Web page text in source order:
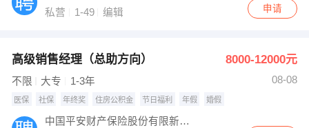
私营 1-49 编辑 申请
高级销售经理（总助方向） 8000-12000元
不限 大专 1-3年 08-08
医保 社保 年终奖 住房公积金 节日福利 年假 婚假
中国平安财产保险股份有限新昌支公司